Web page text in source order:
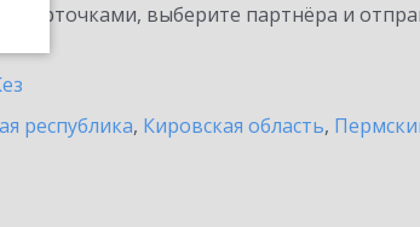
выберите партнёра и
республика, Кировская область,